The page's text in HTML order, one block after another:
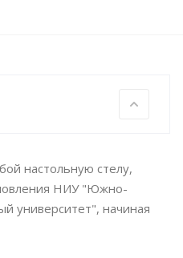
настольную стелу,
НИУ "Южно-
университет", начиная